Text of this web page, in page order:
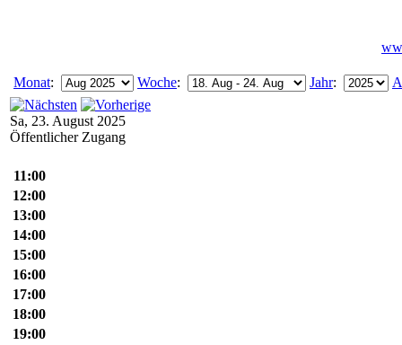
Monat: Woche: Jahr:
Sa, 23. August 2025
Öffentlicher Zugang
11:00
12:00
13:00
14:00
15:00
16:00
17:00
18:00
19:00